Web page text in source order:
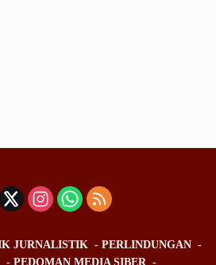
JURNALISTIK
PERLINDUNGAN
PEDOMAN MEDIA SIBER